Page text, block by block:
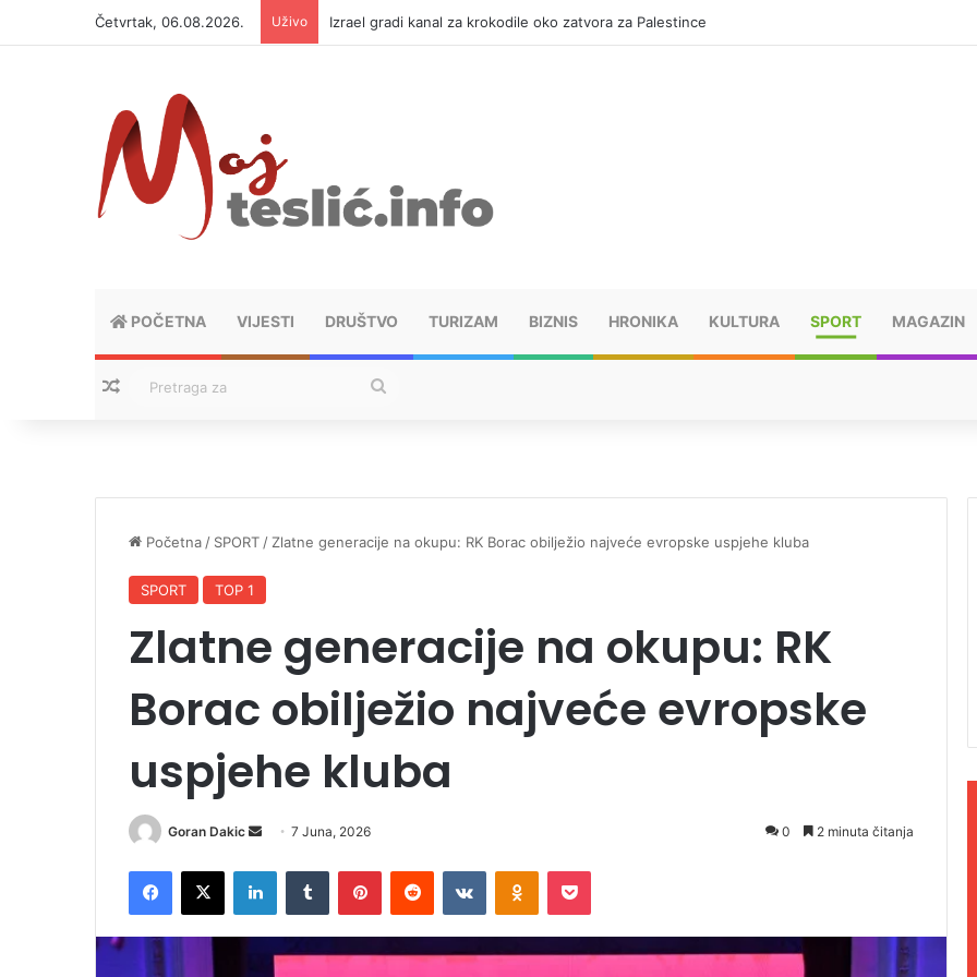
Četvrtak, 06.08.2026. Uživo Izrael gradi kanal za krokodile oko zatvora za Palestince
POČETNA VIJESTI DRUŠTVO TURIZAM BIZNIS HRONIKA KULTURA SPORT MAGAZIN
Nasumični tekstovi
Početna/ SPORT/Zlatne generacije na okupu: RK Borac obilježio najveće evropske uspjehe kluba
SPORT TOP 1
Zlatne generacije na okupu: RK
Borac obilježio najveće evropske
uspjehe kluba
Goran Dakic
a
7 Juna, 2026 0 2 minuta čitanja